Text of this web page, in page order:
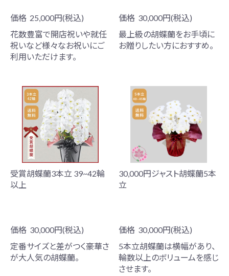
価格 25,000円(税込)
花数豊富で開店祝いや就任
祝いなど様々なお祝いにご
利用いただけます。
価格 30,000円(税込)
最上級の胡蝶蘭をお手頃に
お贈りしたい方におすすめ。
受賞胡蝶蘭3本立 39~42輪
以上
価格 30,000円(税込)
定番サイズと差がつく豪華さ
が大人気の胡蝶蘭。
30,000円ジャスト胡蝶蘭5本
立
価格 30,000円(税込)
5本立胡蝶蘭は横幅があり、
輪数以上のボリュームを感じ
させます。